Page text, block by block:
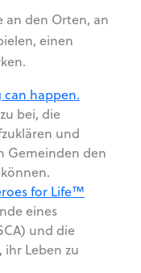
an den Orten, an
einen
happen.
bei, die
und
Gemeinden den
for Life™
eines
und die
Leben zu